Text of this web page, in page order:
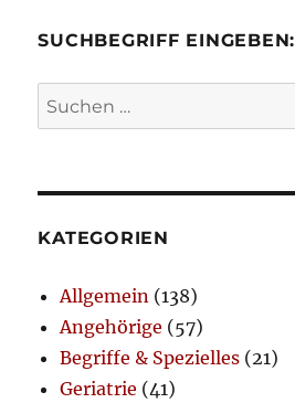
SUCHBEGRIFF EINGEBEN:
Suchen
nach:
KATEGORIEN
Allgemein (138)
Angehörige (57)
Begriffe & Spezielles (21)
Geriatrie (41)